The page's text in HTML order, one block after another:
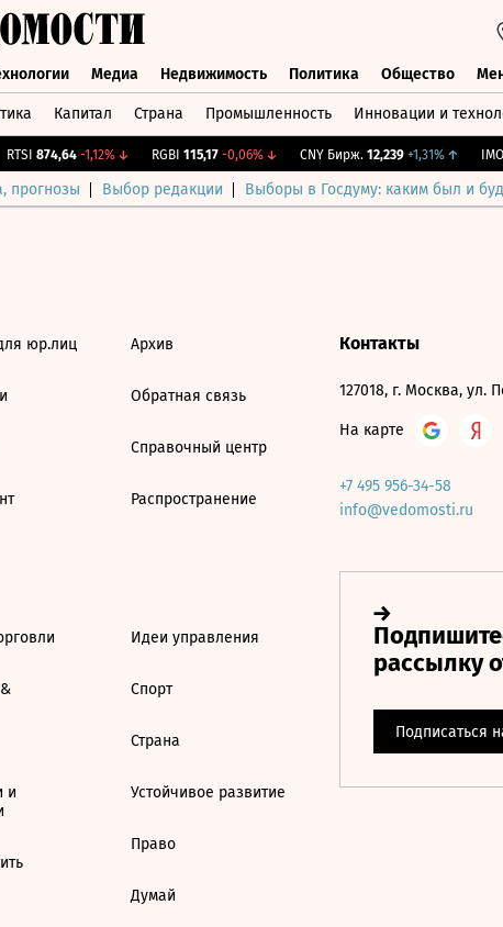
Медиа Недвижимость Политика Общество
Капитал Страна Промышленность Инновации и
RTSI 874,64 -1,12%↓ RGBI 115,17 -0,06%↓ CNY Бирж. 12,239 +1,31%↑
прогнозы Выбор редакции Выборы в Госдуму: каким был и
юр.лиц Архив
Обратная связь
Справочный центр
Распространение
и
Идеи управления
Спорт
Страна
Устойчивое развитие
Право
Думай
Контакты
127018, г. Москва, ул.
На карте
+7 495 956-34-58
info@vedomosti.ru